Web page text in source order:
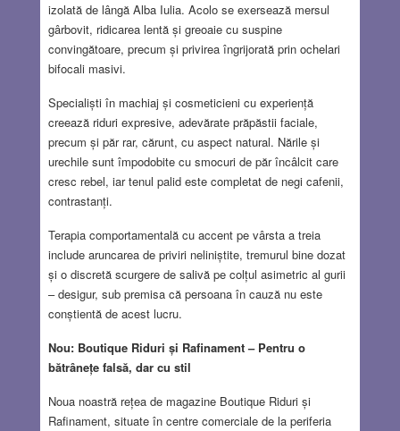
izolată de lângă Alba Iulia. Acolo se exersează mersul
gârbovit, ridicarea lentă și greoaie cu suspine
convingătoare, precum și privirea îngrijorată prin ochelari
bifocali masivi.
Specialiști în machiaj și cosmeticieni cu experiență
creează riduri expresive, adevărate prăpăstii faciale,
precum și păr rar, cărunt, cu aspect natural. Nările și
urechile sunt împodobite cu smocuri de păr încâlcit care
cresc rebel, iar tenul palid este completat de negi cafenii,
contrastanți.
Terapia comportamentală cu accent pe vârsta a treia
include aruncarea de priviri neliniștite, tremurul bine dozat
și o discretă scurgere de salivă pe colțul asimetric al gurii
– desigur, sub premisa că persoana în cauză nu este
conștientă de acest lucru.
Nou: Boutique Riduri și Rafinament – Pentru o
bătrânețe falsă, dar cu stil
Noua noastră rețea de magazine Boutique Riduri și
Rafinament, situate în centre comerciale de la periferia